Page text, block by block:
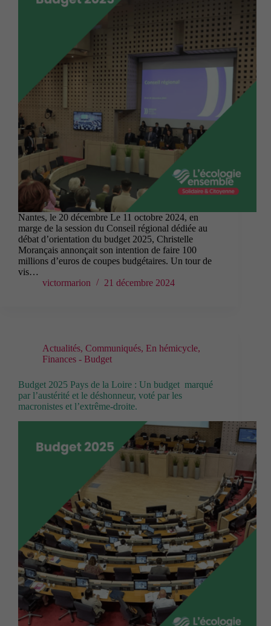
Nantes, le 20 décembre Le 11 octobre 2024, en
marge de la session du Conseil régional dédiée au
débat d’orientation du budget 2025, Christelle
Morançais annonçait son intention de faire 100
millions d’euros de coupes budgétaires. Un tour de
vis…
victormarion
21 décembre 2024
Actualités, Communiqués, En hémicycle,
Finances - Budget
Budget 2025 Pays de la Loire : Un budget marqué
par l’austérité et le déshonneur, voté par les
macronistes et l’extrême-droite.